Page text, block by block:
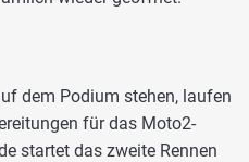
dem Podium stehen, laufen
für das Moto2-
startet das zweite Rennen